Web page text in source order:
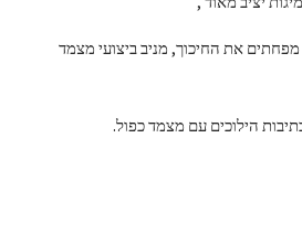
את החיכוך, מניב ביצועי מצמד
הילוכים עם מצמד כפול.